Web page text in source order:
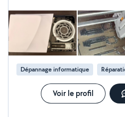
professionnels. Je dispose également de compétences
en impression 3D pour la
réalisation de pièces sur
pilote de drone. En parallèle, je suis bricoleur polyvalent
: montage de meubles, petites
diverses je vous aide à réaliser
avec soin et efficacité. Un seul contact pour tout
simplifier : informatique,
m'occupe de tout
Dépannage informatique
Voir le profil